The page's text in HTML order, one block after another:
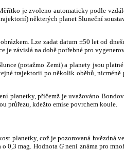
je zvoleno automaticky podle
některých planet Sluneční
Lze zadat datum ±50 let od
závislá na době potřebné pro
(potažmo Zemi) a planety jsou
trajektorii po několik oběhů,
planetky, přičemž je uvažováno
průřezu, kdežto emise povrchem koule.
planetky, což je pozorovaná hvězdná
o 0,3 mag. HodnotaG není známa pro